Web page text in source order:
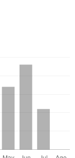
determinado,
las siguientes
el ingreso
y S/1,569.00,
universidad y